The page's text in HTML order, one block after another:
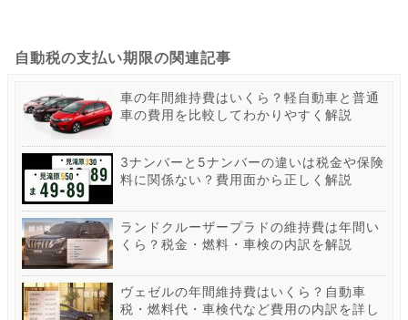
自動税の支払い期限の関連記事
車の年間維持費はいくら？軽自動車と普通
車の費用を比較してわかりやすく解説
3ナンバーと5ナンバーの違いは税金や保険
料に関係ない？費用面から正しく解説
ランドクルーザープラドの維持費は年間い
くら？税金・燃料・車検の内訳を解説
ヴェゼルの年間維持費はいくら？自動車
税・燃料代・車検代など費用の内訳を詳し